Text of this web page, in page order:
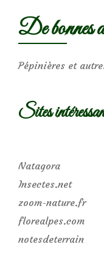
De bonnes
Pépinières et
Sites
Natagora
Insectes.net
zoom-nature.fr
florealpes.com
notesdeterrain